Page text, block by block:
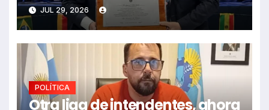
JUL 29, 2026
POLÍTICA
Otra liga de intendentes, ahora